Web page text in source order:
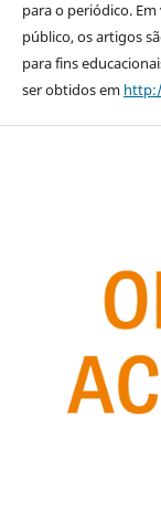
para o periódico.
público, os artigos
para fins
ser obtidos em